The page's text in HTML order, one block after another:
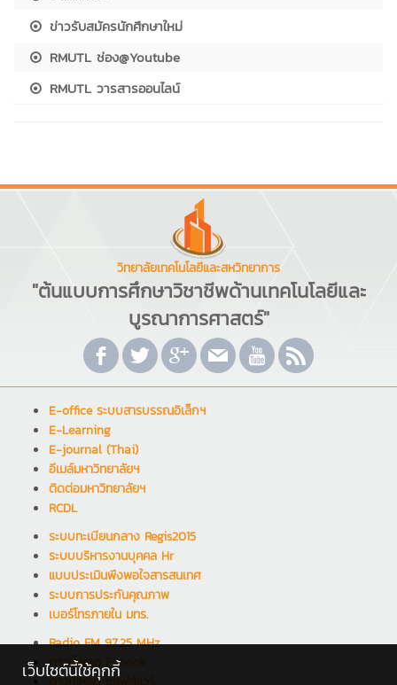
ข่าวรับสมัครนักศึกษาใหม่
RMUTL ช่อง@Youtube
RMUTL วารสารออนไลน์
วิทยาลัยเทคโนโลยีและสหวิทยาการ
"ต้นแบบการศึกษาวิชาชีพด้านเทคโนโลยีและ
บูรณาการศาสตร์"
E-office ระบบสารบรรณอิเล็กฯ
E-Learning
E-journal (Thai)
อีเมล์มหาวิทยาลัยฯ
ติดต่อมหาวิทยาลัยฯ
RCDL
ระบบทะเบียนกลาง Regis2015
ระบบบริหารงานบุคคล Hr
แบบประเมินพึงพอใจสารสนเทศ
ระบบการประกันคุณภาพ
เบอร์โทรภายใน มทร.
Radio FM 97.25 MHz
ดาวน์โหลด E-book
เว็บไซต์นี้ใช้คุกกี้